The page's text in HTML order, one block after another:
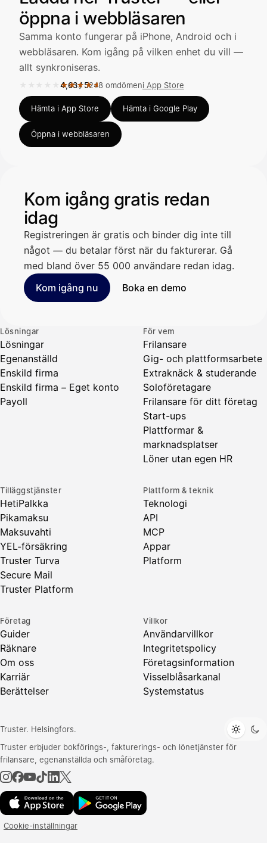
LÄHTEET
Kirjoita viesti…
öppna i webbläsaren
Samma konto fungerar på iPhone, Android och i
webbläsaren. Kom igång på vilken enhet du vill —
allt synkroniseras.
★★★★★
Betyg 4,63 av 5 i App Store, 248 omdömen.
4,63/5248 omdömeni App Store
Hämta i App Store Hämta i Google Play
Öppna i webbläsaren
Kom igång gratis redan
idag
Registreringen är gratis och binder dig inte till
något — du betalar först när du fakturerar. Gå
med bland över 55 000 användare redan idag.
Kom igång nu
Boka en demo
Lösningar
Lösningar
Egenanställd
Enskild firma
Enskild firma – Eget konto
Payoll
För vem
Frilansare
Gig- och plattformsarbete
Extraknäck & studerande
Soloföretagare
Frilansare för ditt företag
Start-ups
Plattformar &
marknadsplatser
Löner utan egen HR
Tilläggstjänster
HetiPalkka
Pikamaksu
Maksuvahti
YEL-försäkring
Truster Turva
Secure Mail
Truster Platform
Plattform & teknik
Teknologi
API
MCP
Appar
Platform
Företag
Guider
Räknare
Om oss
Karriär
Berättelser
Villkor
Användarvillkor
Integritetspolicy
Företagsinformation
Visselblåsarkanal
Systemstatus
Truster. Helsingfors.
Truster erbjuder bokförings-, fakturerings- och lönetjänster för
frilansare, egenanställda och småföretag.
Cookie-inställningar